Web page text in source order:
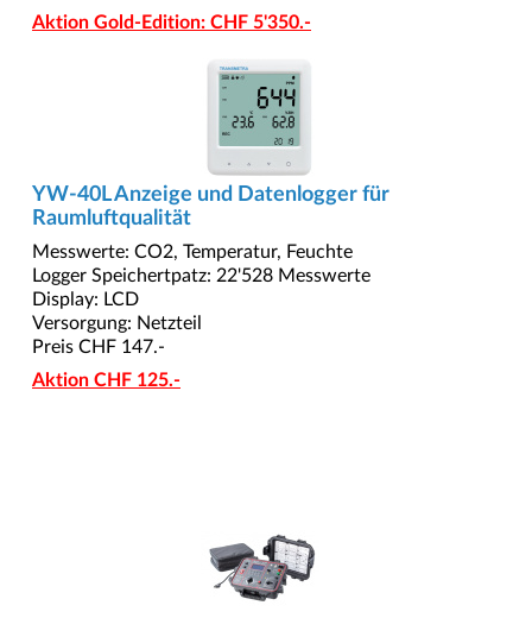
Aktion Gold-Edition: CHF 5'350.-
YW-40L Anzeige und Datenlogger für
Raumluftqualität
Messwerte: CO2, Temperatur, Feuchte
Logger Speichertpatz: 22'528 Messwerte
Display: LCD
Versorgung: Netzteil
Preis CHF 147.-
Aktion CHF 125.-